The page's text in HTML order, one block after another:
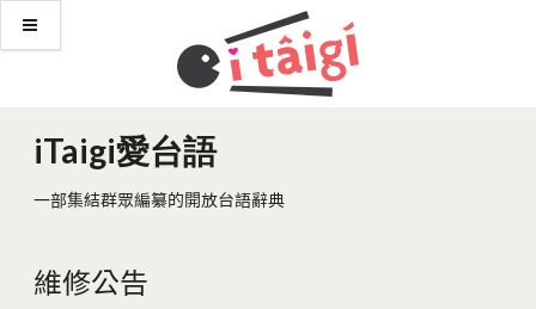
iTaigi愛台語
一部集結群眾編纂的開放台語辭典
維修公告